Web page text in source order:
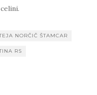
NORČIČ ŠTAMCAR
RS